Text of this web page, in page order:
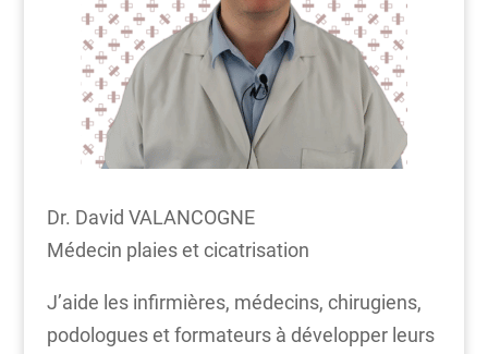
Dr. David VALANCOGNE
Médecin plaies et cicatrisation
J’aide les infirmières, médecins, chirugiens,
podologues et formateurs à développer leurs